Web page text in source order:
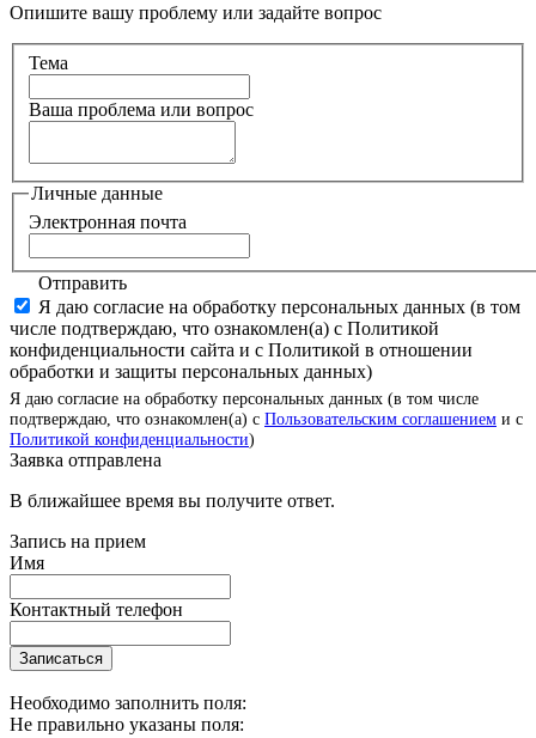
Опишите вашу проблему или задайте вопрос
Тема
Ваша проблема или вопрос
Личные данные
Электронная почта
Отправить
Я даю согласие на обработку персональных данных (в том
числе подтверждаю, что ознакомлен(а) с Политикой
конфиденциальности сайта и с Политикой в отношении
обработки и защиты персональных данных)
Я даю согласие на обработку персональных данных (в том числе
подтверждаю, что ознакомлен(а) с Пользовательским соглашением и с
Политикой конфиденциальности)
Заявка отправлена
В ближайшее время вы получите ответ.
Запись на прием
Имя
Контактный телефон
Записаться
Необходимо заполнить поля:
Не правильно указаны поля: